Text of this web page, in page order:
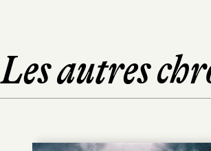
Les autres